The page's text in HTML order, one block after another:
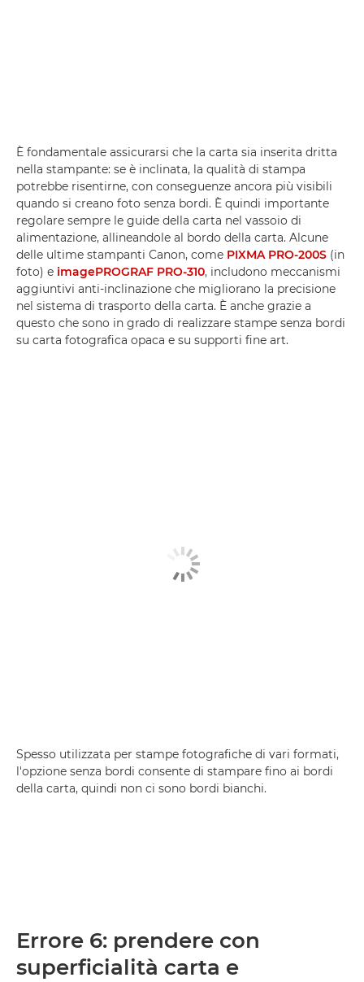
È fondamentale assicurarsi che la carta sia inserita dritta
nella stampante: se è inclinata, la qualità di stampa
potrebbe risentirne, con conseguenze ancora più visibili
quando si creano foto senza bordi. È quindi importante
regolare sempre le guide della carta nel vassoio di
alimentazione, allineandole al bordo della carta. Alcune
delle ultime stampanti Canon, come PIXMA PRO-200S (in
foto) e imagePROGRAF PRO-310, includono meccanismi
aggiuntivi anti-inclinazione che migliorano la precisione
nel sistema di trasporto della carta. È anche grazie a
questo che sono in grado di realizzare stampe senza bordi
su carta fotografica opaca e su supporti fine art.
Spesso utilizzata per stampe fotografiche di vari formati,
l'opzione senza bordi consente di stampare fino ai bordi
della carta, quindi non ci sono bordi bianchi.
Errore 6: prendere con
superficialità carta e